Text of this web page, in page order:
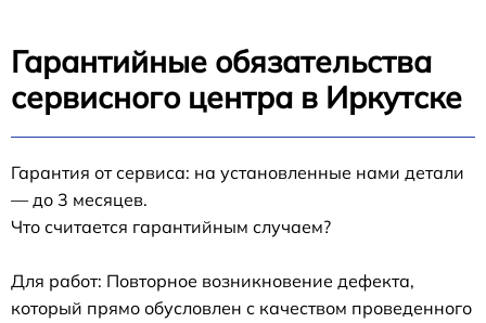
Гарантийные обязательства
сервисного центра в Иркутске
Гарантия от сервиса: на установленные нами детали
— до 3 месяцев.
Что считается гарантийным случаем?
Для работ: Повторное возникновение дефекта,
который прямо обусловлен с качеством проведенного